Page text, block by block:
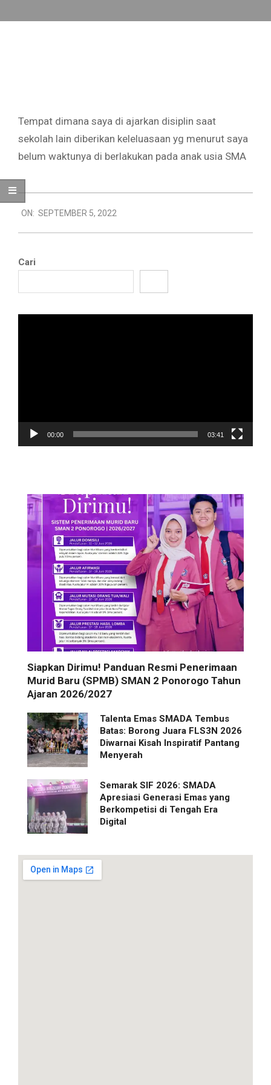
to
Primary
Tempat dimana saya di ajarkan disiplin saat
sekolah lain diberikan keleluasaan yg menurut saya
belum waktunya di berlakukan pada anak usia SMA
09-
05
ON: SEPTEMBER 5, 2022
Cari
00:00 03:41
Siapkan Dirimu! Panduan Resmi Penerimaan
Murid Baru (SPMB) SMAN 2 Ponorogo Tahun
Ajaran 2026/2027
Talenta Emas SMADA Tembus
Batas: Borong Juara FLS3N 2026
Diwarnai Kisah Inspiratif Pantang
Menyerah
Semarak SIF 2026: SMADA
Apresiasi Generasi Emas yang
Berkompetisi di Tengah Era
Digital